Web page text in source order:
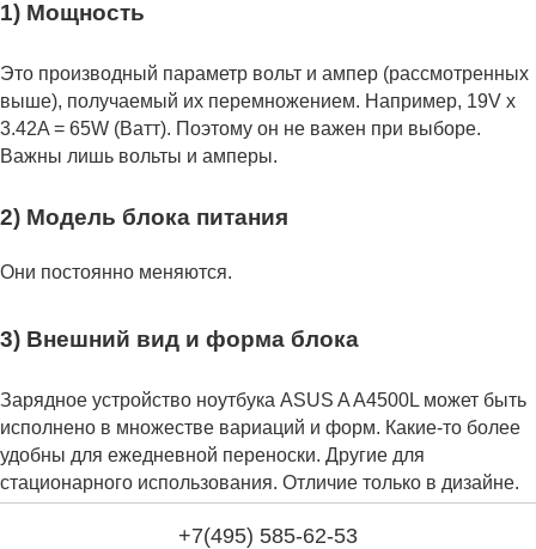
1) Мощность
Это производный параметр вольт и ампер (рассмотренных
выше), получаемый их перемножением. Например, 19V x
3.42A = 65W (Ватт). Поэтому он не важен при выборе.
Важны лишь вольты и амперы.
2) Модель блока питания
Они постоянно меняются.
3) Внешний вид и форма блока
Зарядное устройство ноутбука ASUS A A4500L может быть
исполнено в множестве вариаций и форм. Какие-то более
удобны для ежедневной переноски. Другие для
стационарного использования. Отличие только в дизайне.
+7(495) 585-62-53